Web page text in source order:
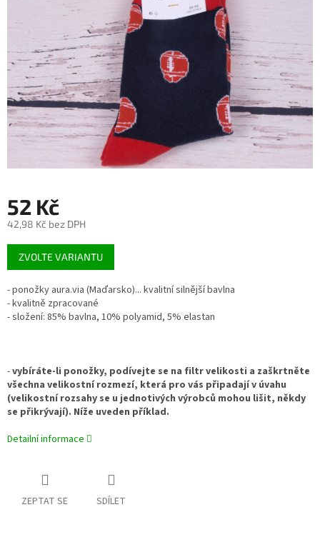
52 Kč
42,98 Kč bez DPH
Měrná
cena:
ZVOLTE VARIANTU
- ponožky aura.via (Maďarsko)... kvalitní silnější bavlna
- kvalitně zpracované
- složení: 85% bavlna, 10% polyamid, 5% elastan
-vybíráte-li ponožky, podívejte se na filtr velikosti a zaškrtněte
všechna velikostní rozmezí, která pro vás připadají v úvahu
(velikostní rozsahy se u jednotivých výrobců mohou lišit, někdy
se přikrývají). Níže uveden příklad.
Detailní informace
ZEPTAT SE SDÍLET